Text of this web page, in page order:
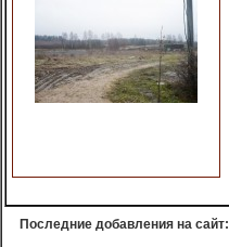
Последние добавления на сайт: